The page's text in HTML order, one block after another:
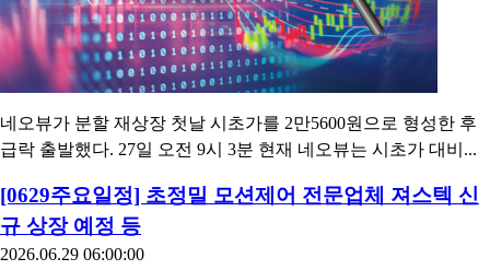
네오뷰가 분할 재상장 첫날 시초가를 2만5600원으로 형성한 후
급락 출발했다. 27일 오전 9시 3분 현재 네오뷰는 시초가 대비...
[0629주요일정] 초정밀 모션제어 전문업체 져스텍 신
규 상장 예정 등
2026.06.29 06:00:00